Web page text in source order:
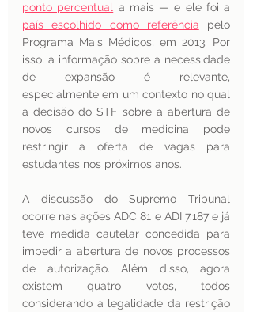
ponto percentual
país escolhido como referência pelo
Programa Mais Médicos, em 2013. Por
isso, a informação sobre a necessidade
de expansão é relevante,
especialmente em um contexto no qual
a decisão do STF sobre a abertura de
novos cursos de medicina pode
restringir a oferta de vagas para
estudantes nos próximos anos.
A discussão do Supremo Tribunal
ocorre nas ações ADC 81 e ADI 7.187 e já
teve medida cautelar concedida para
impedir a abertura de novos processos
de autorização. Além disso, agora
existem quatro votos, todos
considerando a legalidade da restrição